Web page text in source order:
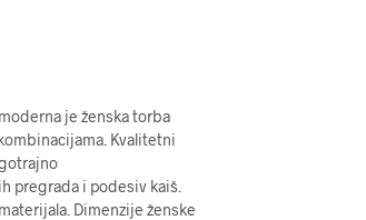
je ženska torba
Kvalitetni
pregrada i podesiv kaiš.
Dimenzije ženske